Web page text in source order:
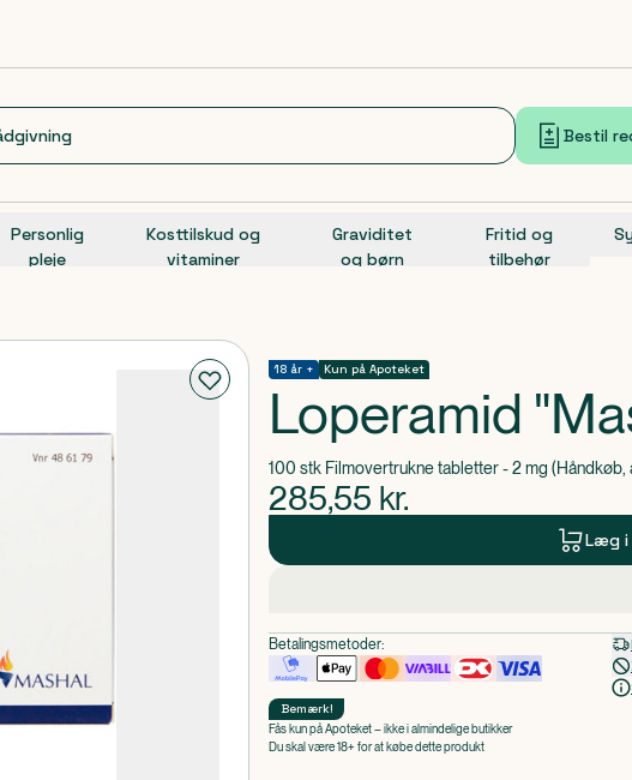
Bestil
Personlig
pleje
Kosttilskud og
vitaminer
Graviditet
og børn
Fritid og
tilbehør
18 år + Kun på Apoteket
Loperamid
100 stk Filmovertrukne tabletter - 2 mg
285,55 kr.
Læg i
Betalingsmetoder:
Bemærk!
Fås kun på Apoteket – ikke i almindelige butikker
Du skal være 18+ for at købe dette produkt